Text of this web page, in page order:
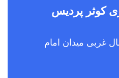
کوثر پردیس